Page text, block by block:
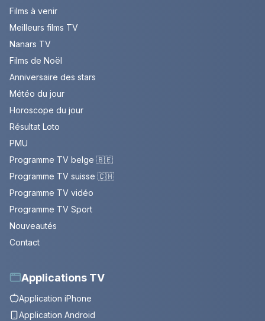
Films à venir
Meilleurs films TV
Nanars TV
Films de Noël
Anniversaire des stars
Météo du jour
Horoscope du jour
Résultat Loto
PMU
Programme TV belge 🇧🇪
Programme TV suisse 🇨🇭
Programme TV vidéo
Programme TV Sport
Nouveautés
Contact
Applications TV
Application iPhone
Application Android